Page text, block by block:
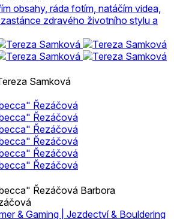
obsahy, ráda fotím, natáčím videa,
zdravého životního stylu a
Samková
Barbora
& Gaming | Jezdectví & Bouldering